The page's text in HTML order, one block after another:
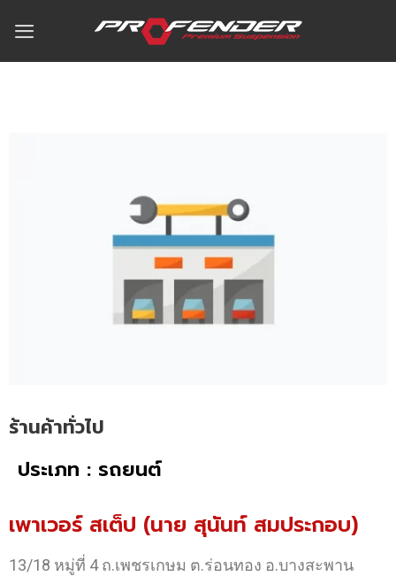
ร้านค้าทั่วไป
ประเภท : รถยนต์
เพาเวอร์ สเต็ป (นาย สุนันท์ สมประกอบ)
13/18 หมู่ที่ 4 ถ.เพชรเกษม ต.ร่อนทอง อ.บางสะพาน